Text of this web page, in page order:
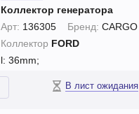
Коллектор генератора
Арт: 136305 Бренд: CARGO
Коллектор FORD
l: 36mm;
В лист ожидания